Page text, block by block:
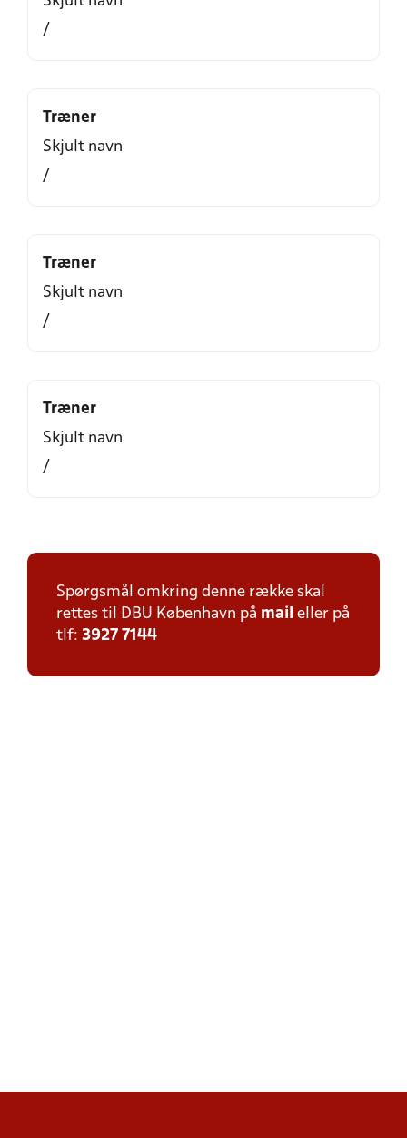
/
Træner
Skjult navn
/
Træner
Skjult navn
/
Træner
Skjult navn
/
Spørgsmål omkring denne række skal
rettes til DBU København på mail eller på
tlf: 3927 7144